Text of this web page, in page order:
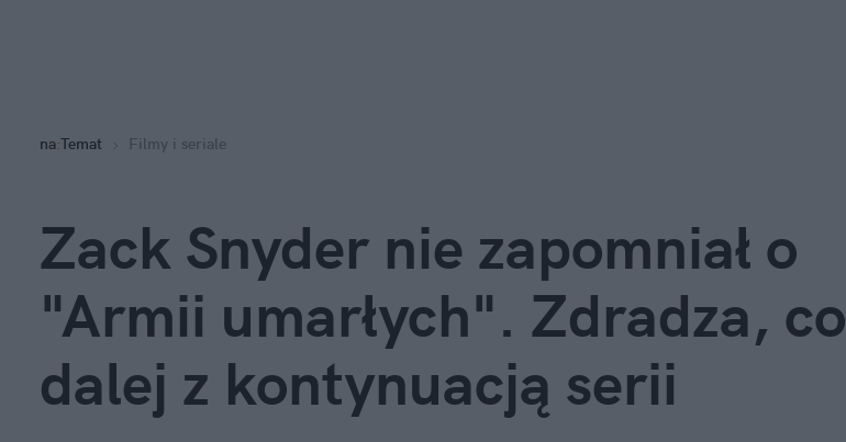
na:Temat Filmy i seriale
Zack Snyder nie zapomniał o
"Armii umarłych". Zdradza, co
dalej z kontynuacją serii